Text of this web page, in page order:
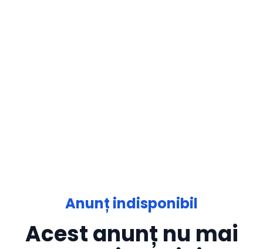
Anunț indisponibil
Acest anunț nu mai